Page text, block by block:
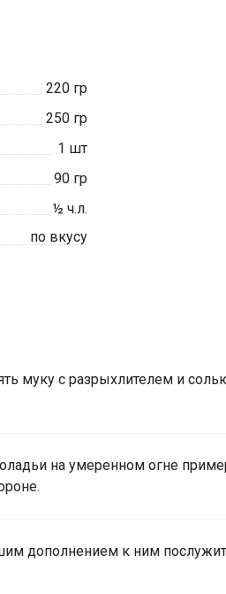
220гр
250гр
1 шт
90гр
½ ч.л.
по вкусу
муку с разрыхлителем и
на умеренном огне
дополнением к ним